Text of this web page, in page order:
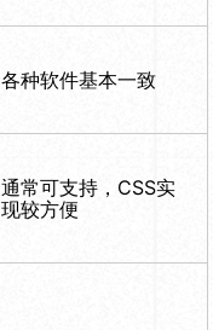
各种软件基本一致
通常可支持，CSS实
现较方便